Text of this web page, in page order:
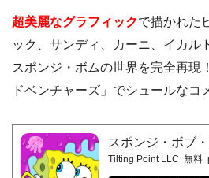
超美麗なグラフィックで描かれた
ック、サンディ、カーニ、イカル
スポンジ・ボムの世界を完全再現
ドベンチャーズ」でシュールなコ
スポンジ・ボブ
Tilting Point LLC 無料